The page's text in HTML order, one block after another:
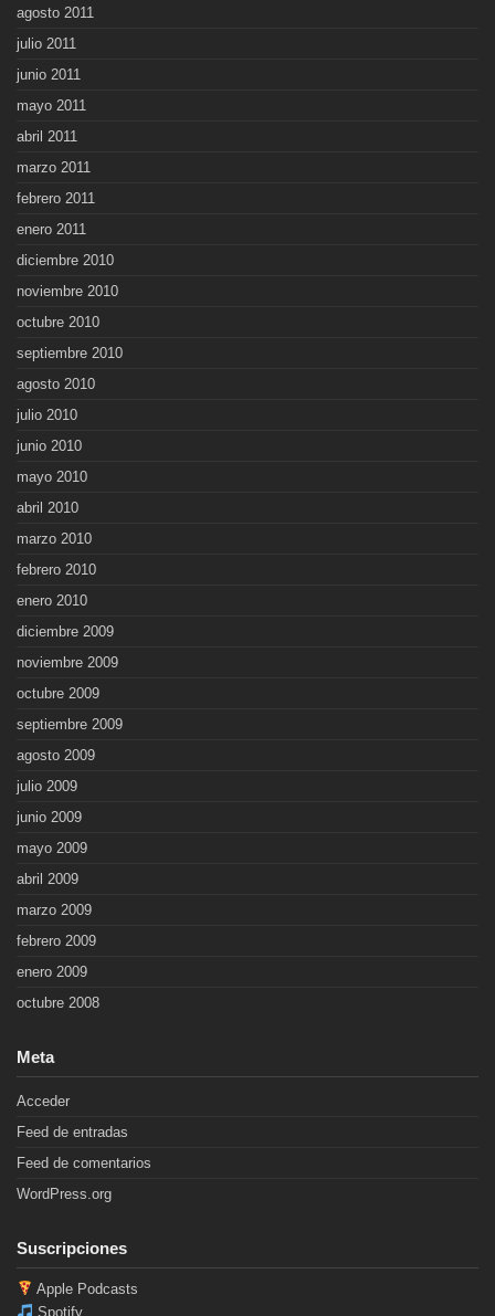
agosto 2011
julio 2011
junio 2011
mayo 2011
abril 2011
marzo 2011
febrero 2011
enero 2011
diciembre 2010
noviembre 2010
octubre 2010
septiembre 2010
agosto 2010
julio 2010
junio 2010
mayo 2010
abril 2010
marzo 2010
febrero 2010
enero 2010
diciembre 2009
noviembre 2009
octubre 2009
septiembre 2009
agosto 2009
julio 2009
junio 2009
mayo 2009
abril 2009
marzo 2009
febrero 2009
enero 2009
octubre 2008
Meta
Acceder
Feed de entradas
Feed de comentarios
WordPress.org
Suscripciones
Apple Podcasts
Spotify